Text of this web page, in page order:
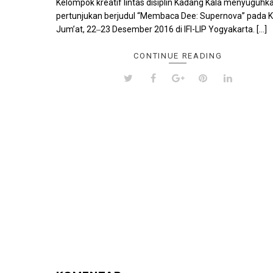
Kelompok kreatif lintas disiplin Kadang Kala
pertunjukan berjudul “Membaca Dee: Supernova” pada
Jum’at, 22‒23 Desember 2016 di IFI-LIP Yogyakarta. […]
CONTINUE READING